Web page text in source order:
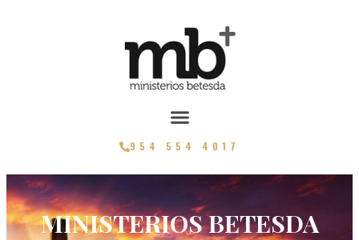
954 554 4017
MINISTERIOS BETESDA